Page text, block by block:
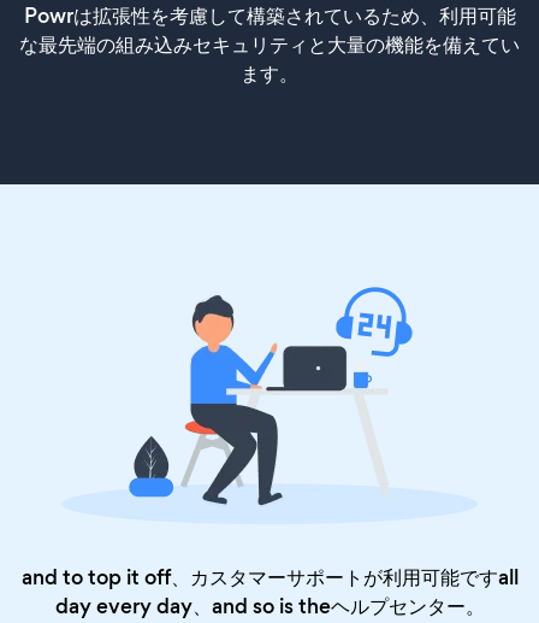
Powrは拡張性を考慮して構築されているため、利用可能
な最先端の組み込みセキュリティと大量の機能を備えてい
ます。
and to top it off、カスタマーサポートが利用可能ですall
day every day、and so is theヘルプセンター。